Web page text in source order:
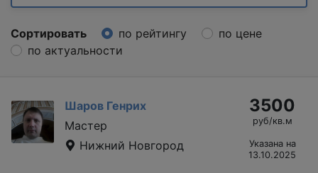
Сортировать по рейтингу
по цене
по актуальности
Шаров Генрих
Мастер
Нижний Новгород
3500
руб/кв.м
Указана на
13.10.2025